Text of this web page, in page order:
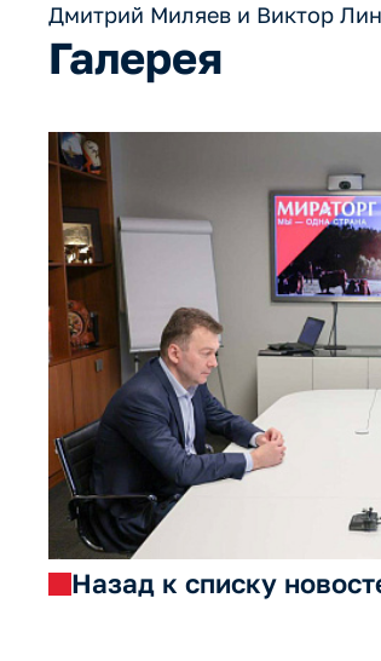
Дмитрий Миляев и Виктор
Галерея
Назад к списку